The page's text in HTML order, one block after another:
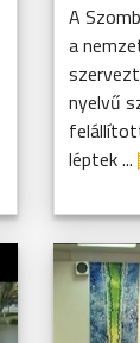
A
a
nyelvű
léptek ...